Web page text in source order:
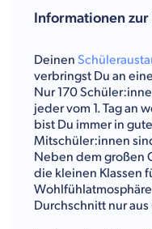
Informationen zur
Deinen
verbringst Du an
Nur 170
jeder vom 1. Tag an
bist Du immer in
Mitschüler:innen
Neben dem großen
die kleinen Klassen
Durchschnitt nur